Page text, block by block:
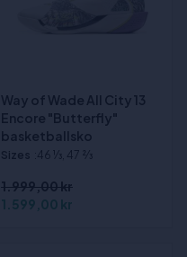
Way of Wade All City 13
Encore "Butterfly"
basketballsko
Sizes :46 1⁄3, 47 2⁄3
1.999,00 kr
1.599,00 kr